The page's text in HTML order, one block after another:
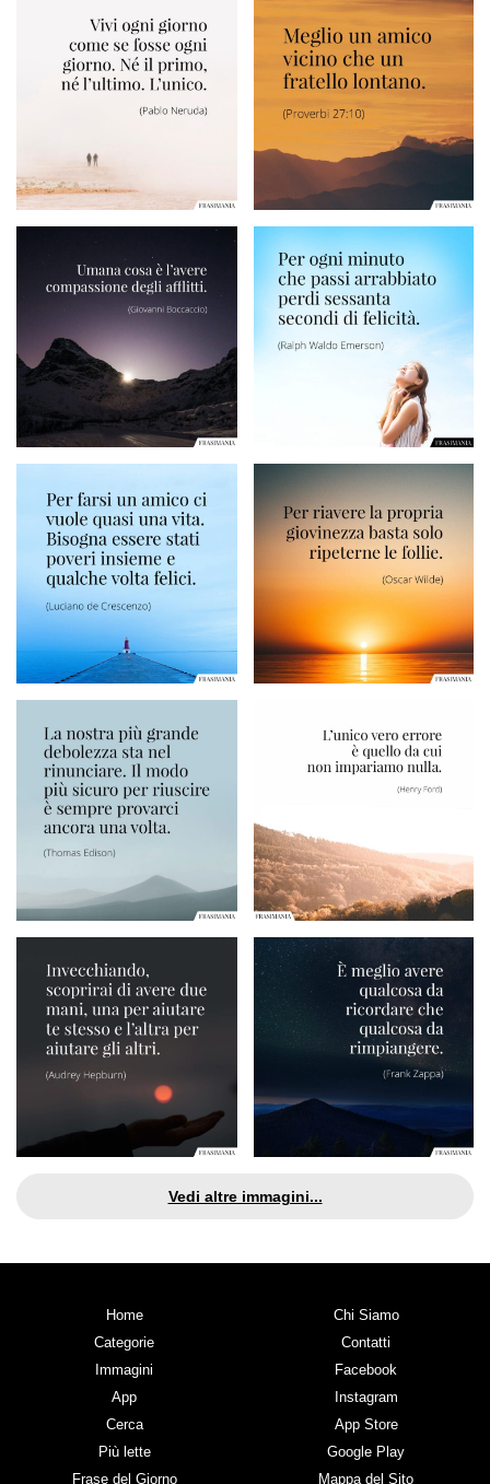
Vedi altre immagini...
Home
Categorie
Immagini
App
Cerca
Più lette
Frase del Giorno
Chi Siamo
Contatti
Facebook
Instagram
App Store
Google Play
Mappa del Sito